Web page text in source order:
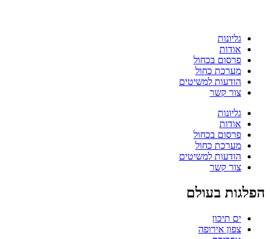
גליונות
אודות
פרסום בכחול
מערכת כחול
הודעות למשיטים
צור קשר
גליונות
אודות
פרסום בכחול
מערכת כחול
הודעות למשיטים
צור קשר
הפלגות בעולם
ים תיכון
צפון אירופה